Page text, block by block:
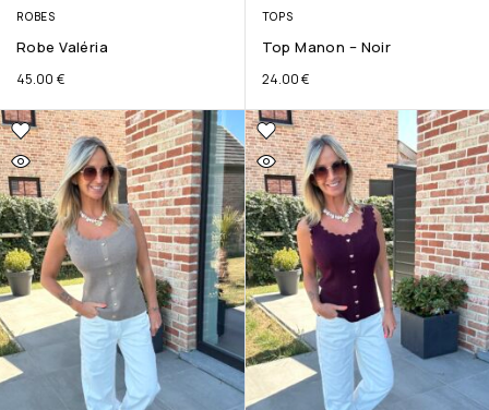
ROBES
Robe Valéria
45.00 €
TOPS
Top Manon – Noir
24.00€